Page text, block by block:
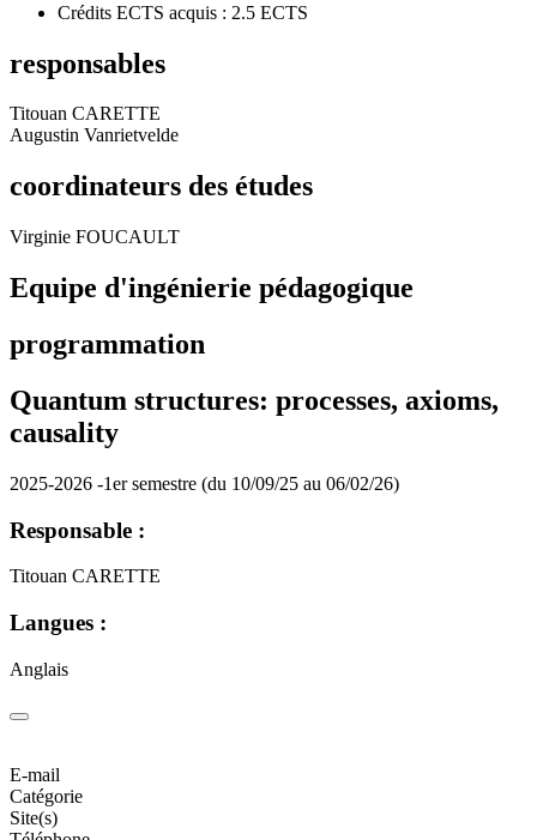
Crédits ECTS acquis : 2.5 ECTS
responsables
Titouan CARETTE
Augustin Vanrietvelde
coordinateurs des études
Virginie FOUCAULT
Equipe d'ingénierie pédagogique
programmation
Quantum structures: processes, axioms,
causality
2025-2026 -1er semestre (du 10/09/25 au 06/02/26)
Responsable :
Titouan CARETTE
Langues :
Anglais
E-mail
Catégorie
Site(s)